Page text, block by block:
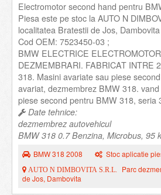
Electromotor second hand pentru
Piesa este pe stoc la AUTO N
localitatea Bratestii de Jos, Dambovita
Cod OEM: 7523450-03 ;
BMW ELECTRICE
DEZMEMBRARI. FABRICAT INTRE
318. Masini avariate sau piese
avariat, dezmembrez BMW 318.
piese second pentru BMW 318, seria
Date tehnice:
dezmembrez autovehicul
BMW 318 0.7 Benzina, Microbus, 95
BMW 318 2008 Stoc aplicatie
AUTO N DIMBOVITA S.R.L.
Parc
de Jos, Dambovita